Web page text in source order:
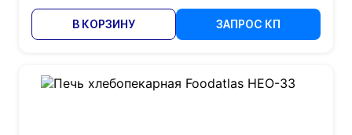
В КОРЗИНУ ЗАПРОС КП